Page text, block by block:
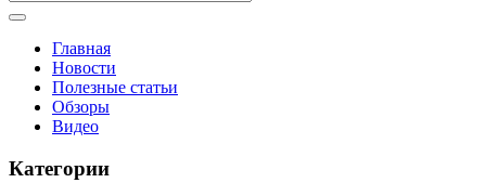
Главная
Новости
Полезные статьи
Обзоры
Видео
Категории